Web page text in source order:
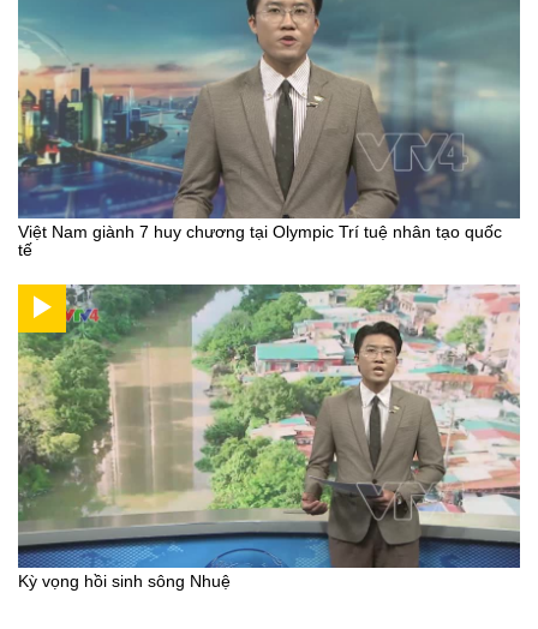
Việt Nam giành 7 huy chương tại Olympic Trí tuệ nhân tạo quốc
tế
Kỳ vọng hồi sinh sông Nhuệ